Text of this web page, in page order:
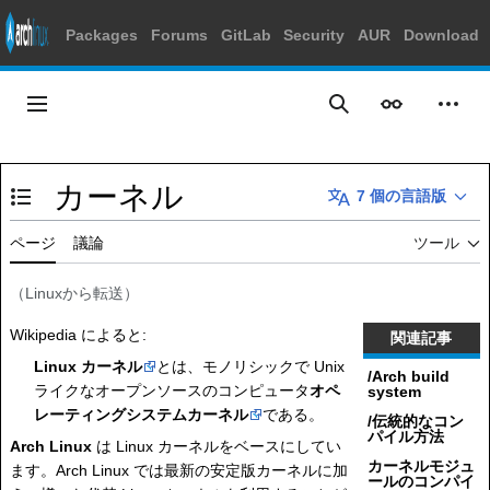
Packages Forums GitLab Security AUR Download
に
ス
キ
ッ
メインメニュー 検索 表示 個人
目次の表示・非表示を切り替え
カーネル 7 個の言語版
ページ 議論 ツール
（Linuxから転送）
関連記事
/Arch build
system
/伝統的なコン
パイル方法
カーネルモジュ
ールのコンパイ
Wikipedia によると:
Linux カーネル
とは、モノリシックで Unix
ライクなオープンソースのコンピュータオペ
レーティングシステムカーネル
である。
Arch Linux は Linux カーネルをベースにしてい
ます。Arch Linux では最新の安定版カーネルに加